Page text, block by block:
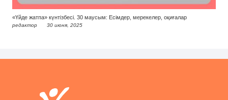
«Үйде жатпа» күнтізбесі. 30 маусым: Есімдер, мерекелер, оқиғалар
редактор 30 июня, 2025